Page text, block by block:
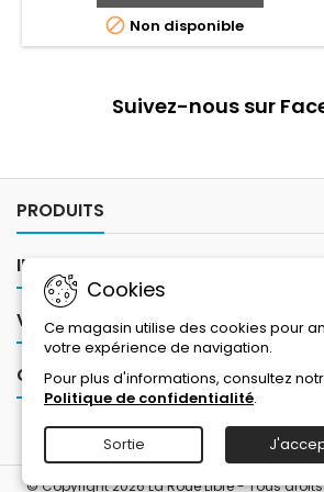
 Non disponible
Suivez-nous sur
PRODUITS
INFORMATIONS
VOTRE COMPTE
CONTACT
Cookies
Ce magasin utilise des cookies pour
votre expérience de navigation.
Pour plus d'informations, consultez
Politique de confidentialité.
Sortie
© Copyright 2026 La Roue Libre - Tous